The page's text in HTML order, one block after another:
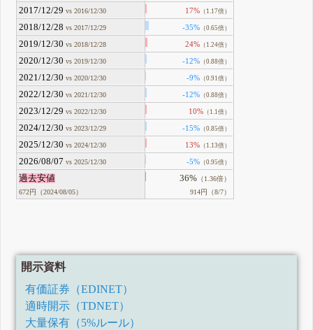
2017/12/29 vs 2016/12/30 17% （1.17倍）
2018/12/28 vs 2017/12/29 -35% （0.65倍）
2019/12/30 vs 2018/12/28 24% （1.24倍）
2020/12/30 vs 2019/12/30 -12% （0.88倍）
2021/12/30 vs 2020/12/30 -9% （0.91倍）
2022/12/30 vs 2021/12/30 -12% （0.88倍）
2023/12/29 vs 2022/12/30 10% （1.1倍）
2024/12/30 vs 2023/12/29 -15% （0.85倍）
2025/12/30 vs 2024/12/30 13% （1.13倍）
2026/08/07 vs 2025/12/30 -5% （0.95倍）
過去安値
672円（2024/08/05）
36% （1.36倍）
914円（8/7）
開示資料
有価証券（EDINET）
適時開示（TDNET）
大量保有（5%ルール）